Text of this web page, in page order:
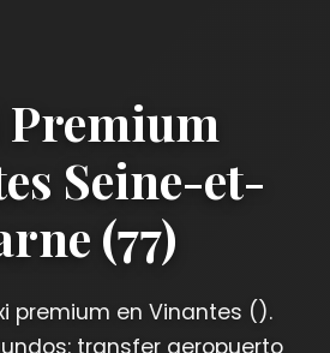
Seine-et-
(77)
premium en Vinantes ().
transfer aeropuerto